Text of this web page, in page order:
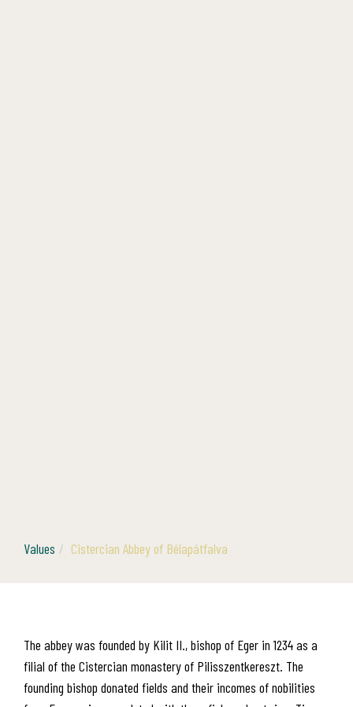
Values Cistercian Abbey of Bélapátfalva
The abbey was founded by Kilit II., bishop of Eger in 1234 as a
filial of the Cistercian monastery of Pilisszentkereszt. The
founding bishop donated fields and their incomes of nobilities